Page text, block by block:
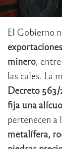
El Gobierno
exportaciones
minero,
las cales. La
Decreto
fija una
pertenecen a
metalífera,